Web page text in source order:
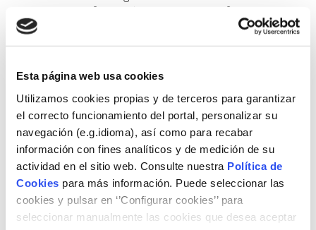
Esta página web usa cookies
Utilizamos cookies propias y de terceros para garantizar
el correcto funcionamiento del portal, personalizar su
navegación (e.g.idioma), así como para recabar
información con fines analíticos y de medición de su
actividad en el sitio web. Consulte nuestra Política de
Cookies para más información. Puede seleccionar las
cookies y pulsar en ‘’Configurar cookies’’ para
seleccionar manualmente las cookies que desea aceptar
vulnerables y la formación en materia de eficiencia son los
ejes troncales de nuestras propuestas para contribuir a
Escuela de Energía y el Voluntariado energético, de los
según Coronado
También forman parte del proyecto las organizaciones
técnicas ICCS, IEECP, RAP, E7 e ISPE, que cuentan con
experiencia en el diseño y la implementación de
intervenciones de eficiencia energética, acciones de alivio
de la pobreza energética y esquemas de financiación
innovadores. El grupo lo completa Cáritas Austria, una
organización con experiencia en ayuda humanitaria y